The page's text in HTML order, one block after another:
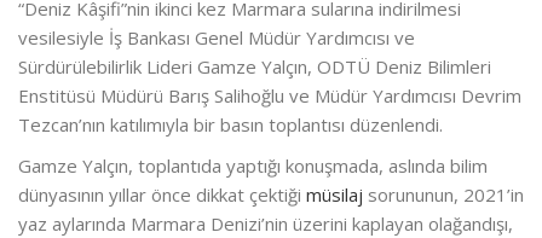
“Deniz Kâşifi”nin ikinci kez Marmara sularına indirilmesi
vesilesiyle İş Bankası Genel Müdür Yardımcısı ve
Sürdürülebilirlik Lideri Gamze Yalçın, ODTÜ Deniz Bilimleri
Enstitüsü Müdürü Barış Salihoğlu ve Müdür Yardımcısı Devrim
Tezcan’nın katılımıyla bir basın toplantısı düzenlendi.
Gamze Yalçın, toplantıda yaptığı konuşmada, aslında bilim
dünyasının yıllar önce dikkat çektiği müsilaj sorununun, 2021’in
yaz aylarında Marmara Denizi’nin üzerini kaplayan olağandışı,